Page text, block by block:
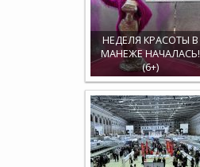
НЕДЕЛЯ КРАСОТЫ В
МАНЕЖЕ НАЧАЛАСЬ!
(6+)